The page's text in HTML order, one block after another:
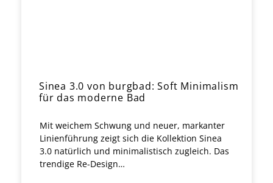
Sinea 3.0 von burgbad: Soft Minimalism
für das moderne Bad
Mit weichem Schwung und neuer, markanter
Linienführung zeigt sich die Kollektion Sinea
3.0 natürlich und minimalistisch zugleich. Das
trendige Re-Design…